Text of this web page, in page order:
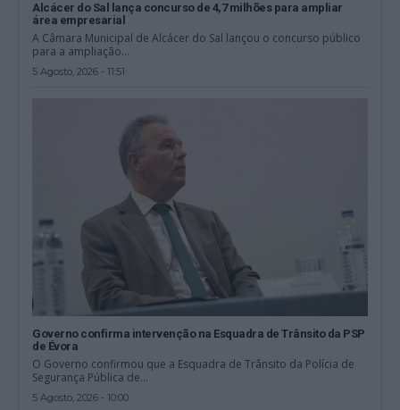
Alcácer do Sal lança concurso de 4,7 milhões para ampliar
área empresarial
A Câmara Municipal de Alcácer do Sal lançou o concurso público
para a ampliação...
5 Agosto, 2026 - 11:51
Governo confirma intervenção na Esquadra de Trânsito da PSP
de Évora
O Governo confirmou que a Esquadra de Trânsito da Polícia de
Segurança Pública de...
5 Agosto, 2026 - 10:00